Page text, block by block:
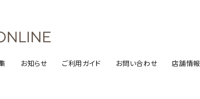
お知らせ ご利用ガイド お問い合わせ 店舗情報